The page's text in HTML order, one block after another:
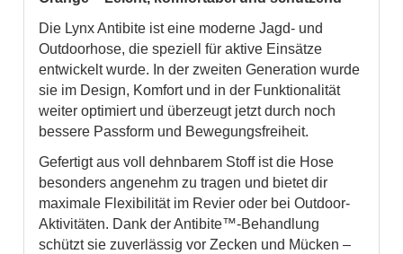
Die Lynx Antibite ist eine moderne Jagd- und
Outdoorhose, die speziell für aktive Einsätze
entwickelt wurde. In der zweiten Generation wurde
sie im Design, Komfort und in der Funktionalität
weiter optimiert und überzeugt jetzt durch noch
bessere Passform und Bewegungsfreiheit.
Gefertigt aus voll dehnbarem Stoff ist die Hose
besonders angenehm zu tragen und bietet dir
maximale Flexibilität im Revier oder bei Outdoor-
Aktivitäten. Dank der Antibite™-Behandlung
schützt sie zuverlässig vor Zecken und Mücken –